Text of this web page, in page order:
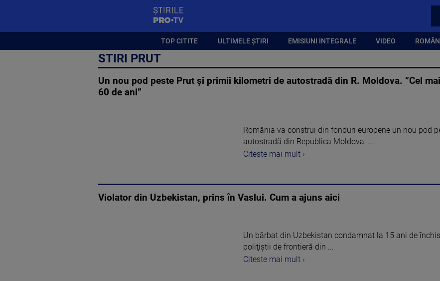
TOP CITITE ULTIMELE ȘTIRI EMISIUNI INTEGRALE VIDEO
STIRI PRUT
Un nou pod peste Prut și primii kilometri de autostradă din R. Moldova. ”Cel
60 de ani”
România va construi din fonduri europene un nou pod
autostradă din Republica Moldova, ...
Citeste mai mult ›
Violator din Uzbekistan, prins în Vaslui. Cum a ajuns aici
Un bărbat din Uzbekistan condamnat la 15 ani de
poliţiştii de frontieră din ...
Citeste mai mult ›